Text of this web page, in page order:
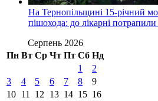
На Тернопільщині 15-річний
пішохода: до лікарні
Серпень 2026
Пн Вт Ср Чт Пт Сб Нд
1
2
3
4 5 6 7 8
9
10 11 12 13 14 15 16